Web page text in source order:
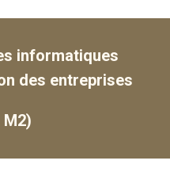
informatiques
des entreprises
M2)